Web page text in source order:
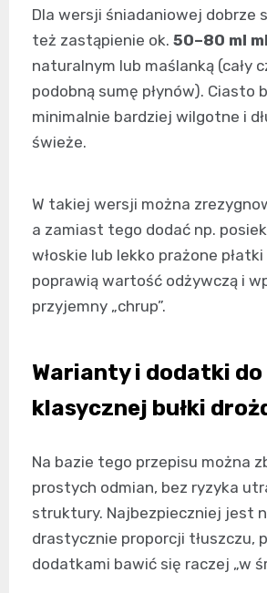
Dla wersji śniadaniowej dobrze
też zastąpienie ok. 50–80 ml
naturalnym lub maślanką (cały
podobną sumę płynów). Ciasto
minimalnie bardziej wilgotne i
świeże.
W takiej wersji można
a zamiast tego dodać np.
włoskie lub lekko prażone płatki
poprawią wartość odżywczą i
przyjemny „chrup”.
Warianty i dodatki do
klasycznej bułki
Na bazie tego przepisu można
prostych odmian, bez ryzyka
struktury. Najbezpieczniej jest
drastycznie proporcji tłuszczu,
dodatkami bawić się raczej „w